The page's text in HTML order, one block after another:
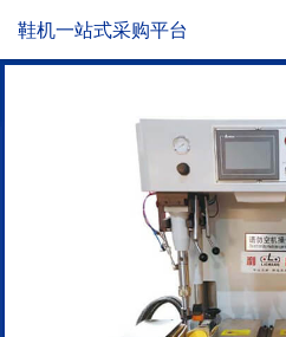
鞋机一站式采购平台